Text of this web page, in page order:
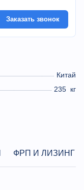
Китай
235 кг
Заказать звонок
ФРП И ЛИЗИНГ